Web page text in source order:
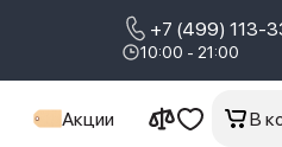
+7 (499) 113-
10:00 - 21:00
Акции В